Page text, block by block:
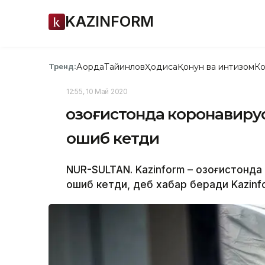
KAZINFORM
Тренд:АқордаТайинловҲодисаҚонун ва интизом
12:55, 10 Май 2020
Қозоғистонда
ошиб кетди
NUR-SULTAN. Kazinform –
ошиб кетди, деб хабар беради